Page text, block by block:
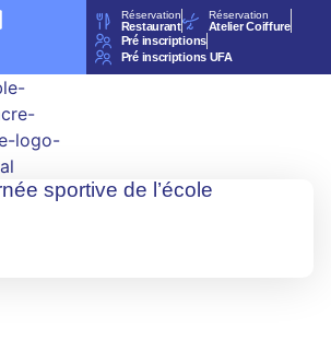
Réservation
Restaurant
Réservation
Atelier Coiffure
Pré inscriptions
Pré inscriptions UFA
sportive de l’école